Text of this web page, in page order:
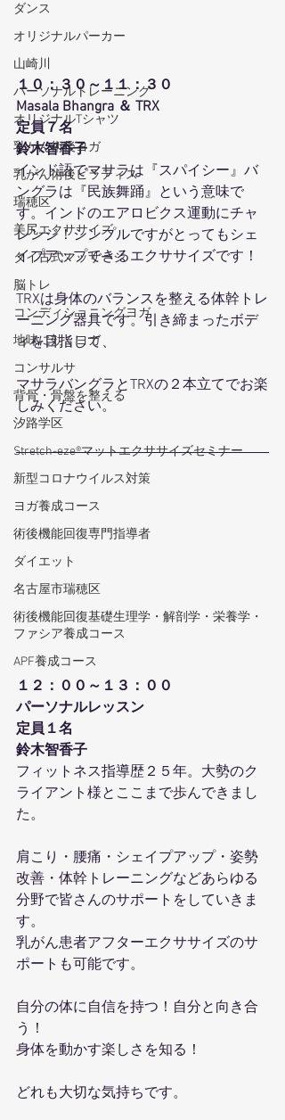
ダンス
オリジナルパーカー
山崎川
パーソナルトレーニング
オリジナルTシャツ
乳がん術後ヨガ
乳がん術後ピラティス
瑞穂区
美尻エクササイズ
タイ古式マッサージ
脳トレ
コンディショニングヨガ
地味に効くヨガ
コンサルサ
背骨・骨盤を整える
汐路学区
Stretch-eze®マットエクササイズセミナー
新型コロナウイルス対策
ヨガ養成コース
術後機能回復専門指導者
ダイエット
名古屋市瑞穂区
術後機能回復基礎生理学・解剖学・栄養学・
ファシア養成コース
APF養成コース
１０：３０～１１：３０
Masala Bhangra ＆ TRX
定員７名
鈴木智香子
インド語でマサラは『スパイシー』バ
ングラは『民族舞踊』という意味で
す。インドのエアロビクス運動にチャ
レンジ！シンプルですがとってもシェ
イプアップできるエクササイズです！
TRXは身体のバランスを整える体幹トレ
ーニング器具です。引き締まったボデ
ィを目指して、
マサラバングラとTRXの２本立てでお楽
しみください。
１２：００～１３：００
パーソナルレッスン
定員１名
鈴木智香子
フィットネス指導歴２５年。大勢のク
ライアント様とここまで歩んできまし
た。
肩こり・腰痛・シェイプアップ・姿勢
改善・体幹トレーニングなどあらゆる
分野で皆さんのサポートをしていきま
す。
乳がん患者アフターエクササイズのサ
ポートも可能です。
自分の体に自信を持つ！自分と向き合
う！
身体を動かす楽しさを知る！
どれも大切な気持ちです。